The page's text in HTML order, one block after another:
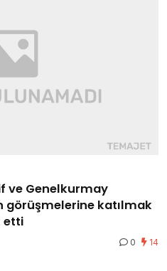
ve Genelkurmay
görüşmelerine katılmak
etti
0 14